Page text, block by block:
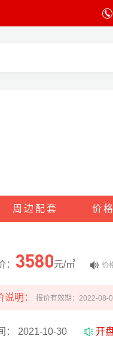
周边配套 价
： 3580元/㎡ 价
说明： 报价有效期：2022-08-
： 2021-10-30 开